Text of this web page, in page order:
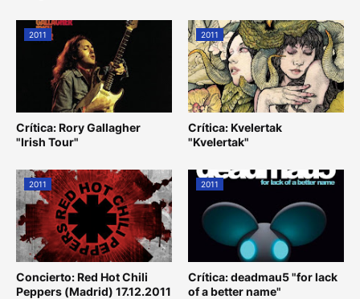
2011
Crítica: Rory Gallagher
"Irish Tour"
2011
Crítica: Kvelertak
"Kvelertak"
2011
Concierto: Red Hot Chili
Peppers (Madrid) 17.12.2011
2011
Crítica: deadmau5 "for lack
of a better name"